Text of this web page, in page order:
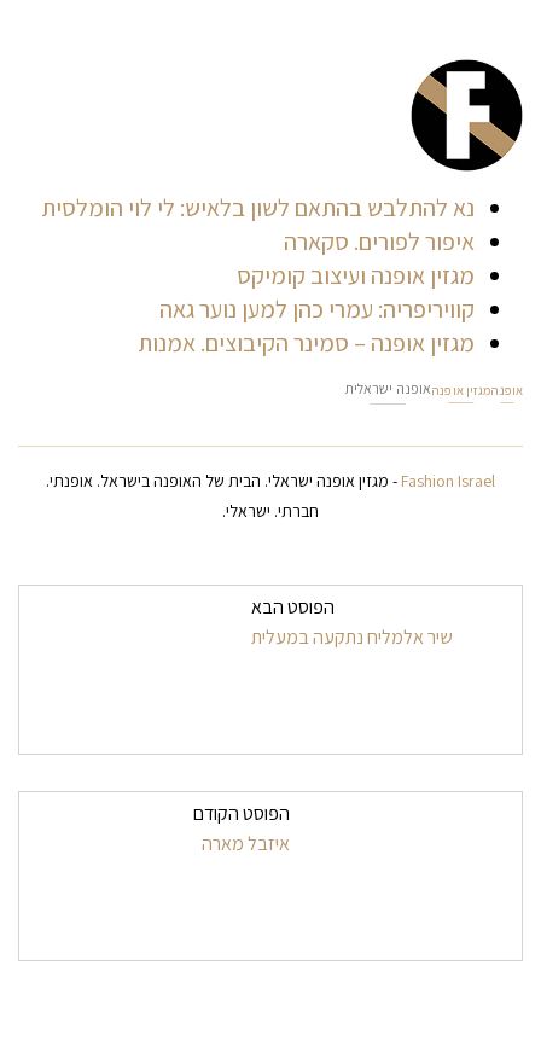
נא להתלבש בהתאם לשון בלאיש: לי לוי הומלסית
איפור לפורים. סקארה
מגזין אופנה ועיצוב קומיקס
קוויריפריה: עמרי כהן למען נוער גאה
מגזין אופנה – סמינר הקיבוצים. אמנות
אופנהמגזין אופנהאופנה ישראלית
Fashion Israel - מגזין אופנה ישראלי. הבית של האופנה בישראל. אופנתי.
חברתי. ישראלי.
ניווט בפרסומיםהפוסט הבא
שיר אלמליח נתקעה במעלית
הפוסט הקודם
איזבל מארה